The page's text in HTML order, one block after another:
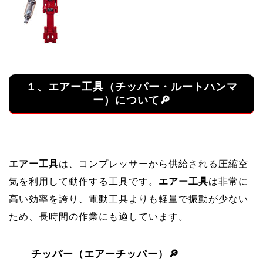
１、エアー工具（チッパー・ルートハンマ
ー）について🔎
エアー工具は、コンプレッサーから供給される圧縮空
気を利用して動作する工具です。 エアー工具は非常に
高い効率を誇り、電動工具よりも軽量で振動が少ない
ため、長時間の作業にも適しています。
チッパー（エアーチッパー）🔎